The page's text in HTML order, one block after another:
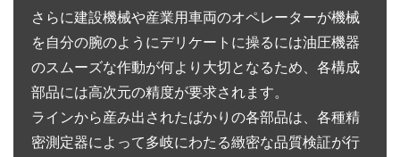
さらに建設機械や産業用車両のオペレーターが機械
を自分の腕のようにデリケートに操るには油圧機器
のスムーズな作動が何より大切となるため、各構成
部品には高次元の精度が要求されます。
ラインから産み出されたばかりの各部品は、各種精
密測定器によって多岐にわたる緻密な品質検証が行